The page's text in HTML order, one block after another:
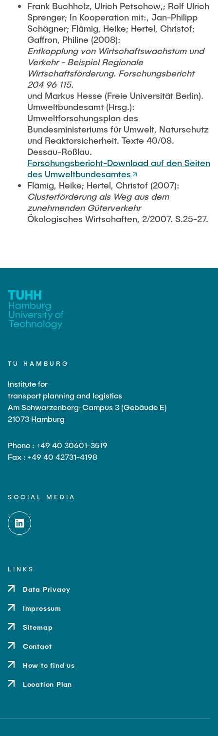
Frank Buchholz, Ulrich Petschow,; Rolf Ulrich
Sprenger; In Kooperation mit:, Jan-Philipp
Schägner; Flämig, Heike; Hertel, Christof;
Gaffron, Philine (2008):
Entkopplung von Wirtschaftswachstum und
Verkehr - Beispiel Regionale
Wirtschaftsförderung. Forschungsbericht
204 96 115.
und Markus Hesse (Freie Universität Berlin).
Umweltbundesamt (Hrsg.):
Umweltforschungsplan des
Bundesministeriums für Umwelt, Naturschutz
und Reaktorsicherheit. Texte 40/08.
Dessau-Roßlau.
Forschungsbericht-Download auf den Seiten
des Umweltbundesamtes
Flämig, Heike; Hertel, Christof (2007):
Clusterförderung als Weg aus dem
zunehmenden Güterverkehr
Ökologisches Wirtschaften, 2/2007. S.25-27.
TU HAMBURG
Institute for
transport planning and logistics
Am Schwarzenberg-Campus 3 (Gebäude E)
21073 Hamburg
Phone : +49 40 30601-3519
Fax : +49 40 42731-4198
SOCIAL MEDIA
LINKS
Data Privacy
Impressum
Sitemap
Contact
How to find us
Location Plan